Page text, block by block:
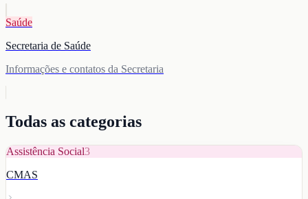
Saúde
Secretaria de Saúde
Informações e contatos da Secretaria
Todas as categorias
Assistência Social3
CMAS